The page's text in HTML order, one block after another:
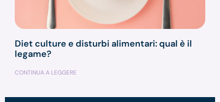
Diet culture e disturbi alimentari: qual è il
legame?
CONTINUA A LEGGERE